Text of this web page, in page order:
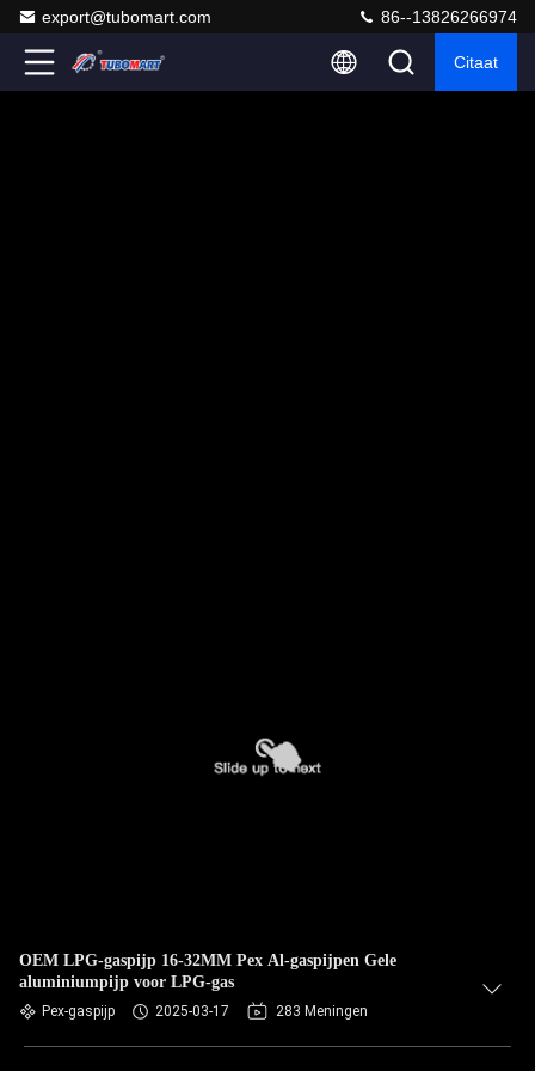
export@tubomart.com 86--13826266974
Citaat
OEM LPG-gaspijp 16-32MM Pex Al-gaspijpen Gele
aluminiumpijp voor LPG-gas
Pex-gaspijp 2025-03-17 283 Meningen